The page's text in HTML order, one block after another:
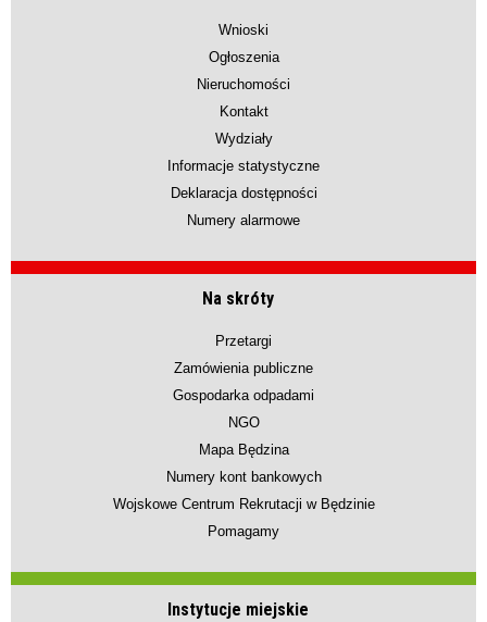
Wnioski
Ogłoszenia
Nieruchomości
Kontakt
Wydziały
Informacje statystyczne
Deklaracja dostępności
Numery alarmowe
Na skróty
Przetargi
Zamówienia publiczne
Gospodarka odpadami
NGO
Mapa Będzina
Numery kont bankowych
Wojskowe Centrum Rekrutacji w Będzinie
Pomagamy
Instytucje miejskie